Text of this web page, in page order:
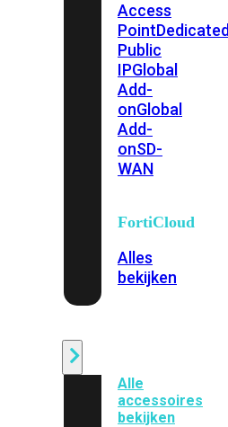
Access
PointDedicated
Public
IPGlobal
Add-
onGlobal
Add-
onSD-
WAN
FortiCloud
Alles
bekijken
Alle
accessoires
bekijken